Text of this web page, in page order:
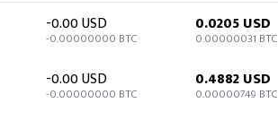
-0.00 USD
-0.00000000 BTC
0.0205 USD
0.00000031 BTC
-0.00 USD
-0.00000000 BTC
0.4882 USD
0.00000749 BTC